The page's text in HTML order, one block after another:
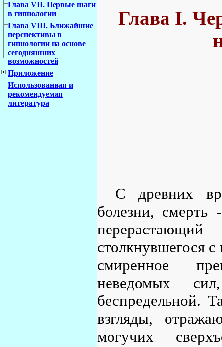
Глава VII. Первые шаги
в гипнологии
Глава VIII. Ближайшие
перспективы в
гипнологии на основе
сегодняшних
возможностей
Приложение
Использованная и
рекомендуемая
литература
Глава I.
С древних
болезни, смерть
столкнувшегося
смиренное
неведомых
беспредельной.
взгляды,
могучих